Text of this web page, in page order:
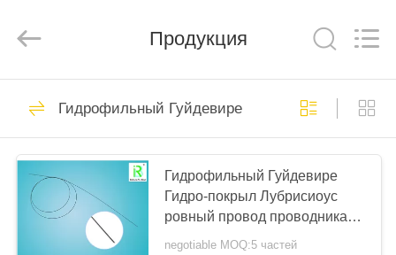
ДОМ
ПРОДУКТЫ
Technology
Development
Rights
Уретерал оболочка
доступа
108
Продукция
Гидрофильный Гуйдевире
Гидрофильный Гуйдевире
Гидро-покрыл Лубрисиоус
ровный провод проводника
Сугикал Нитинол
negotiable MOQ:5 частей